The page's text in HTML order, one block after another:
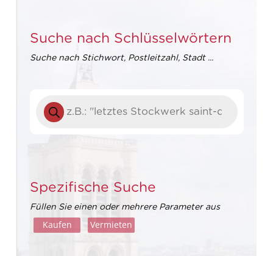
Suche nach Schlüsselwörtern
Suche nach Stichwort, Postleitzahl, Stadt ...
nach
Produkten
Spezifische Suche
Füllen Sie einen oder mehrere Parameter aus
Kaufen Vermieten